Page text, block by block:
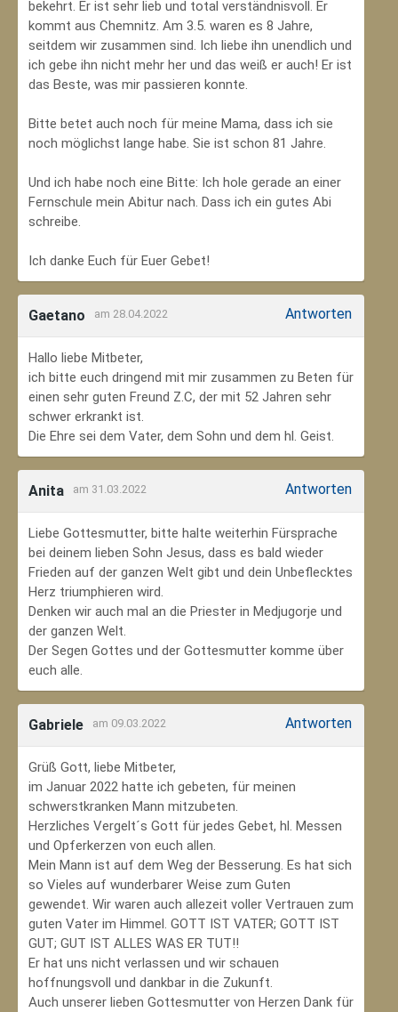
bekehrt. Er ist sehr lieb und total verständnisvoll. Er
kommt aus Chemnitz. Am 3.5. waren es 8 Jahre,
seitdem wir zusammen sind. Ich liebe ihn unendlich und
ich gebe ihn nicht mehr her und das weiß er auch! Er ist
das Beste, was mir passieren konnte.
Bitte betet auch noch für meine Mama, dass ich sie
noch möglichst lange habe. Sie ist schon 81 Jahre.
Und ich habe noch eine Bitte: Ich hole gerade an einer
Fernschule mein Abitur nach. Dass ich ein gutes Abi
schreibe.
Ich danke Euch für Euer Gebet!
Gaetano am 28.04.2022 Antworten
Hallo liebe Mitbeter,
ich bitte euch dringend mit mir zusammen zu Beten für
einen sehr guten Freund Z.C, der mit 52 Jahren sehr
schwer erkrankt ist.
Die Ehre sei dem Vater, dem Sohn und dem hl. Geist.
Anita am 31.03.2022 Antworten
Liebe Gottesmutter, bitte halte weiterhin Fürsprache
bei deinem lieben Sohn Jesus, dass es bald wieder
Frieden auf der ganzen Welt gibt und dein Unbeflecktes
Herz triumphieren wird.
Denken wir auch mal an die Priester in Medjugorje und
der ganzen Welt.
Der Segen Gottes und der Gottesmutter komme über
euch alle.
Gabriele am 09.03.2022 Antworten
Grüß Gott, liebe Mitbeter,
im Januar 2022 hatte ich gebeten, für meinen
schwerstkranken Mann mitzubeten.
Herzliches Vergelt´s Gott für jedes Gebet, hl. Messen
und Opferkerzen von euch allen.
Mein Mann ist auf dem Weg der Besserung. Es hat sich
so Vieles auf wunderbarer Weise zum Guten
gewendet. Wir waren auch allezeit voller Vertrauen zum
guten Vater im Himmel. GOTT IST VATER; GOTT IST
GUT; GUT IST ALLES WAS ER TUT!!
Er hat uns nicht verlassen und wir schauen
hoffnungsvoll und dankbar in die Zukunft.
Auch unserer lieben Gottesmutter von Herzen Dank für